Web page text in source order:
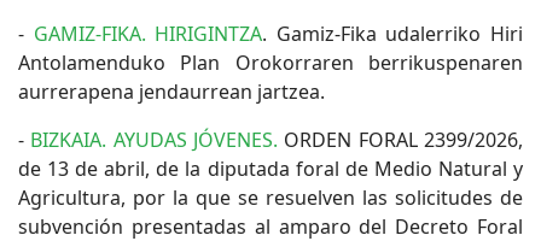
- GAMIZ-FIKA. HIRIGINTZA. Gamiz-Fika udalerriko Hiri
Antolamenduko Plan Orokorraren berrikuspenaren
aurrerapena jendaurrean jartzea.
- BIZKAIA. AYUDAS JÓVENES. ORDEN FORAL 2399/2026,
de 13 de abril, de la diputada foral de Medio Natural y
Agricultura, por la que se resuelven las solicitudes de
subvención presentadas al amparo del Decreto Foral